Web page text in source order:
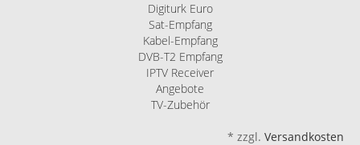
Digiturk Euro
Sat-Empfang
Kabel-Empfang
DVB-T2 Empfang
IPTV Receiver
Angebote
TV-Zubehör
* zzgl. Versandkosten